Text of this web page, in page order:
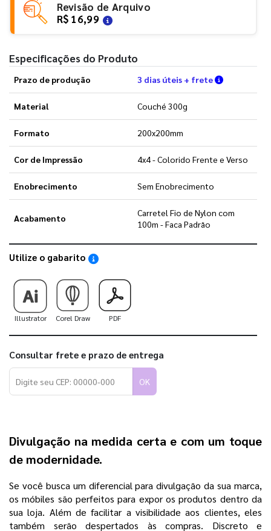
Revisão de Arquivo
R$ 16,99
Especificações do Produto
Prazo de produção 3 dias úteis + frete Verifique
Material Couché 300g
Formato 200x200mm
Cor de Impressão 4x4 - Colorido Frente e Verso
Enobrecimento Sem Enobrecimento
Acabamento
Carretel Fio de Nylon com
100m - Faca Padrão
Utilize o gabarito Saiba como utilizar os nossos gabaritos
Illustrator Corel Draw PDF
Consultar frete e prazo de entrega
OK
Divulgação na medida certa e com um toque
de modernidade.
Se você busca um diferencial para divulgação da sua marca,
os móbiles são perfeitos para expor os produtos dentro da
sua loja. Além de facilitar a visibilidade aos clientes, eles
também serão despertados às compras. Discreto e